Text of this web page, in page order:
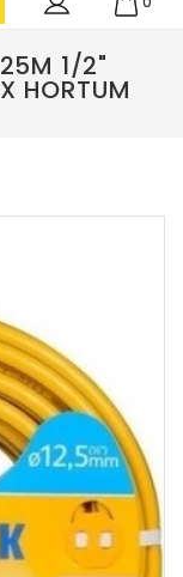
1/2"
HORTUM